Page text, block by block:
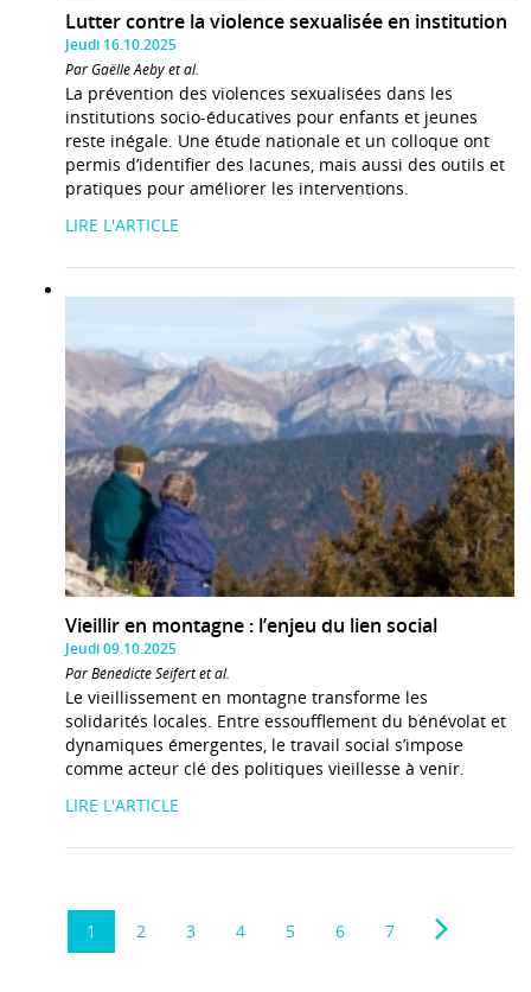
Lutter contre la violence sexualisée en institution
Jeudi 16.10.2025
Par Gaëlle Aeby et al.
La prévention des violences sexualisées dans les
institutions socio-éducatives pour enfants et jeunes
reste inégale. Une étude nationale et un colloque ont
permis d’identifier des lacunes, mais aussi des outils et
pratiques pour améliorer les interventions.
LIRE L'ARTICLE
Vieillir en montagne : l’enjeu du lien social
Jeudi 09.10.2025
Par Bénédicte Seifert et al.
Le vieillissement en montagne transforme les
solidarités locales. Entre essoufflement du bénévolat et
dynamiques émergentes, le travail social s’impose
comme acteur clé des politiques vieillesse à venir.
LIRE L'ARTICLE
1 2 3 4 5 6 7